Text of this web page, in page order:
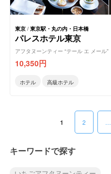
東京/東京駅・丸の内・日本橋
パレスホテル東京
アフタヌーンティー “テール エ メール”
10,350円
ホテル 高級ホテル
1 2 …
キーワードで探す